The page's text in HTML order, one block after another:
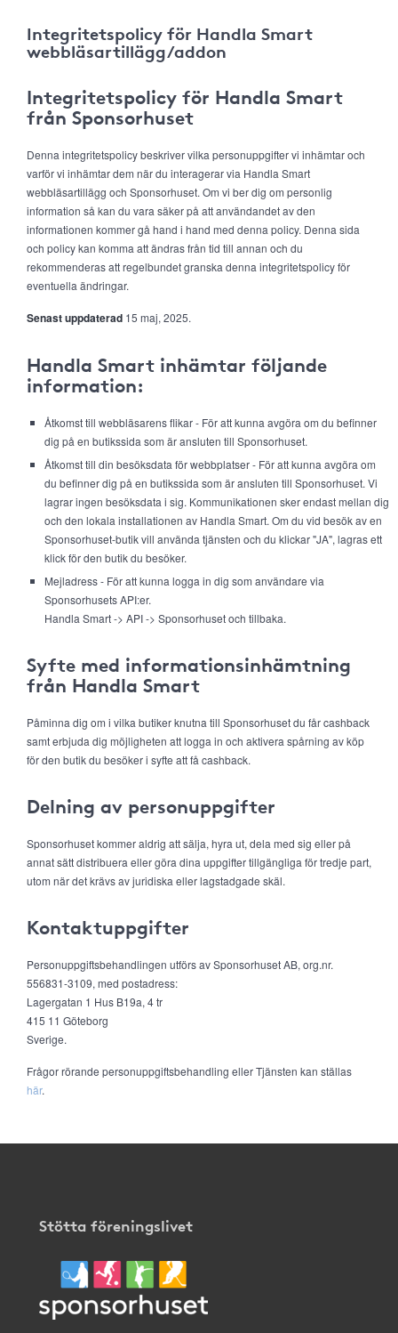
Integritetspolicy för Handla Smart
webbläsartillägg/addon
Integritetspolicy för Handla Smart
från Sponsorhuset
Denna integritetspolicy beskriver vilka personuppgifter vi inhämtar och
varför vi inhämtar dem när du interagerar via Handla Smart
webbläsartillägg och Sponsorhuset. Om vi ber dig om personlig
information så kan du vara säker på att användandet av den
informationen kommer gå hand i hand med denna policy. Denna sida
och policy kan komma att ändras från tid till annan och du
rekommenderas att regelbundet granska denna integritetspolicy för
eventuella ändringar.
Senast uppdaterad 15 maj, 2025.
Handla Smart inhämtar följande
information:
Åtkomst till webbläsarens flikar - För att kunna avgöra om du befinner
dig på en butikssida som är ansluten till Sponsorhuset.
Åtkomst till din besöksdata för webbplatser - För att kunna avgöra om
du befinner dig på en butikssida som är ansluten till Sponsorhuset. Vi
lagrar ingen besöksdata i sig. Kommunikationen sker endast mellan dig
och den lokala installationen av Handla Smart. Om du vid besök av en
Sponsorhuset-butik vill använda tjänsten och du klickar "JA", lagras ett
klick för den butik du besöker.
Mejladress - För att kunna logga in dig som användare via
Sponsorhusets API:er.
Handla Smart -> API -> Sponsorhuset och tillbaka.
Syfte med informationsinhämtning
från Handla Smart
Påminna dig om i vilka butiker knutna till Sponsorhuset du får cashback
samt erbjuda dig möjligheten att logga in och aktivera spårning av köp
för den butik du besöker i syfte att få cashback.
Delning av personuppgifter
Sponsorhuset kommer aldrig att sälja, hyra ut, dela med sig eller på
annat sätt distribuera eller göra dina uppgifter tillgängliga för tredje part,
utom när det krävs av juridiska eller lagstadgade skäl.
Kontaktuppgifter
Personuppgiftsbehandlingen utförs av Sponsorhuset AB, org.nr.
556831-3109, med postadress:
Lagergatan 1 Hus B19a, 4 tr
415 11 Göteborg
Sverige.
Frågor rörande personuppgiftsbehandling eller Tjänsten kan ställas
här.
Stötta föreningslivet